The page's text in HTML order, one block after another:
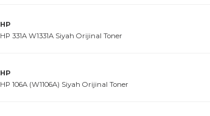
HP
HP 331A W1331A Siyah Orijinal Toner
HP
HP 106A (W1106A) Siyah Orijinal Toner